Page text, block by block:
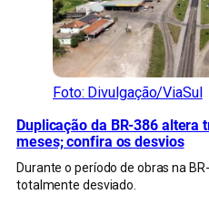
Foto: Divulgação/ViaSul
Duplicação da BR-386 altera
meses; confira os desvios
Durante o período de obras na
totalmente desviado.